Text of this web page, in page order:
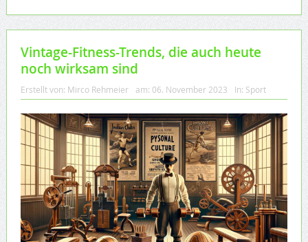
Vintage-Fitness-Trends, die auch heute
noch wirksam sind
Erstellt von: Mirco Rehmeier am: 06. November 2023 In: Sport